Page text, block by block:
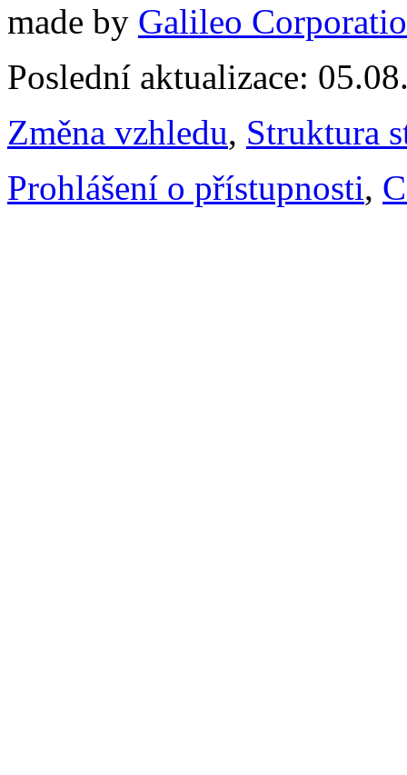
made by Galileo
Poslední aktualizace:
Změna vzhledu, Struktura
Prohlášení o přístupnosti,